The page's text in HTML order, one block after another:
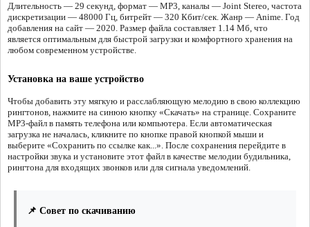
Длительность — 29 секунд, формат — MP3, каналы — Joint Stereo, частота
дискретизации — 48000 Гц, битрейт — 320 Кбит/сек. Жанр — Anime. Год
добавления на сайт — 2020. Размер файла составляет 1.14 Мб, что
является оптимальным для быстрой загрузки и комфортного хранения на
любом современном устройстве.
Установка на ваше устройство
Чтобы добавить эту мягкую и расслабляющую мелодию в свою коллекцию
рингтонов, нажмите на синюю кнопку «Скачать» на странице. Сохраните
MP3-файл в память телефона или компьютера. Если автоматическая
загрузка не началась, кликните по кнопке правой кнопкой мыши и
выберите «Сохранить по ссылке как...». После сохранения перейдите в
настройки звука и установите этот файл в качестве мелодии будильника,
рингтона для входящих звонков или для сигнала уведомлений.
📌 Совет по скачиванию